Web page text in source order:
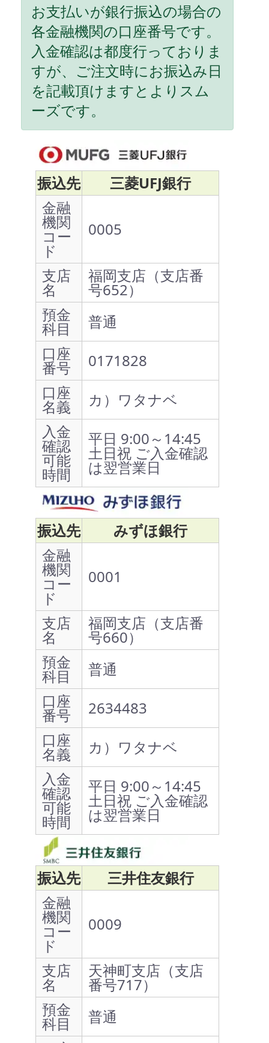
お支払いが銀行振込の場合の
各金融機関の口座番号です。
入金確認は都度行っておりま
すが、ご注文時にお振込み日
を記載頂けますとよりスム
ーズです。
振込先
三菱UFJ銀行
金融
機関
コー
ド
0005
支店
名
福岡支店（支店番
号652）
預金
科目
普通
口座
番号
0171828
口座
名義
カ）ワタナベ
入金
確認
可能
時間
平日 9:00～14:45
土日祝 ご入金確認
は翌営業日
振込先
みずほ銀行
金融
機関
コー
ド
0001
支店
名
福岡支店（支店番
号660）
預金
科目
普通
口座
番号
2634483
口座
名義
カ）ワタナベ
入金
確認
可能
時間
平日 9:00～14:45
土日祝 ご入金確認
は翌営業日
振込先
三井住友銀行
金融
機関
コー
ド
0009
支店
名
天神町支店（支店
番号717）
預金
科目
普通